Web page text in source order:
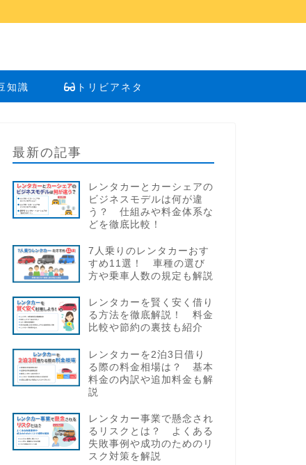
知識 トリビアネタ
最新の記事
レンタカーとカーシェアの
ビジネスモデルは何が違
う？ 仕組みや料金体系な
どを徹底比較！
7人乗りのレンタカーおす
すめ11選！ 車種の選び
方や乗車人数の規定も解説
レンタカーを賢く安く借り
る方法を徹底解説！ 料金
比較や節約の裏技も紹介
レンタカーを2泊3日借り
る際の料金相場は？ 基本
料金の内訳や追加料金も解
説
レンタカー事業で懸念され
るリスクとは？ よくある
失敗事例や成功のためのリ
スク対策を解説